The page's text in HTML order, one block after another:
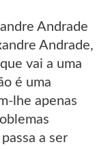
Andrade
Andrade,
vai a uma
é uma
lhe apenas
a ser